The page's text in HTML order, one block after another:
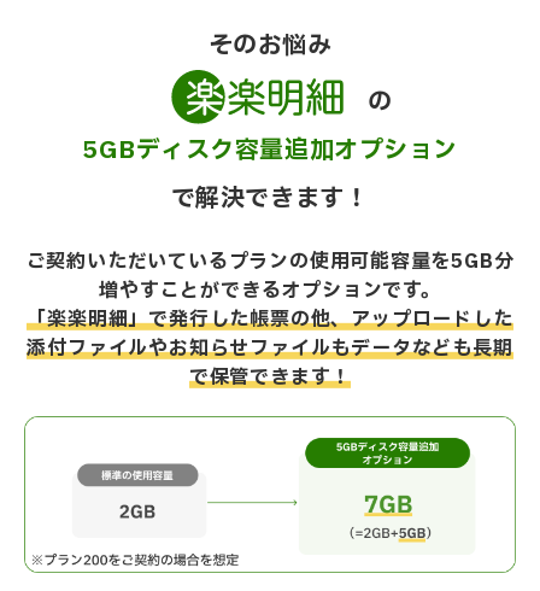
そのお悩み
の
5GBディスク容量追加オプション
で解決できます！
ご契約いただいているプランの使用可能容量を5GB分
増やすことができるオプションです。
「楽楽明細」で発行した帳票の他、アップロードした
添付ファイルやお知らせファイルもデータなども長期
で保管できます！